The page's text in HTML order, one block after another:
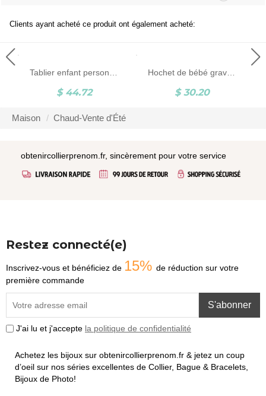
Clients ayant acheté ce produit ont également acheté:
$ 44.72
Hochet de bébé gravé en bois personnalisé
$ 30.20
Maison Chaud-Vente d'Été
obtenircollierprenom.fr, sincèrement pour votre service
Restez connecté(e)
Inscrivez-vous et bénéficiez de 15% de réduction sur votre
première commande
S'abonner
J'ai lu et j'accepte la politique de confidentialité
Achetez les bijoux sur obtenircollierprenom.fr & jetez un coup
d’oeil sur nos séries excellentes de Collier, Bague & Bracelets,
Bijoux de Photo!